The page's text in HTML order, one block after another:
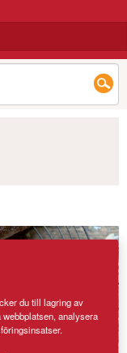
du till lagring av
analysera